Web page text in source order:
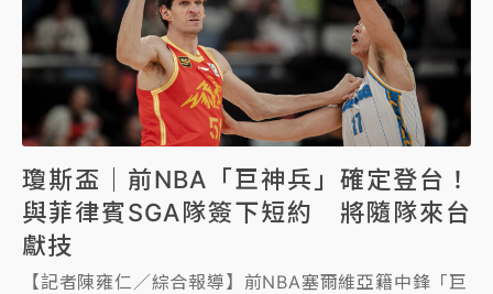
瓊斯盃｜前NBA「巨神兵」確定登台！
與菲律賓SGA隊簽下短約 將隨隊來台
獻技
【記者陳雍仁／綜合報導】前NBA塞爾維亞籍中鋒「巨